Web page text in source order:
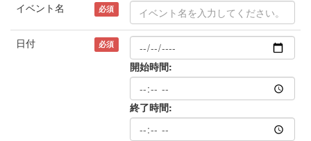
イベント名 必須
日付 必須
開始時間:
終了時間: